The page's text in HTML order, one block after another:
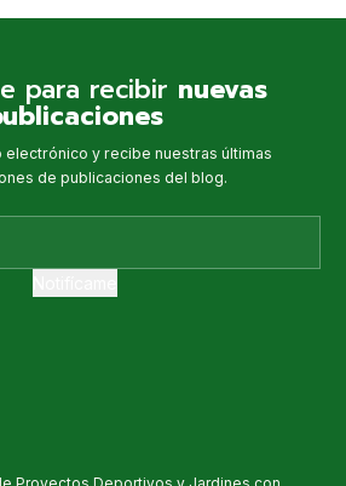
para recibir nuevas
electrónico y recibe nuestras últimas
de publicaciones del blog.